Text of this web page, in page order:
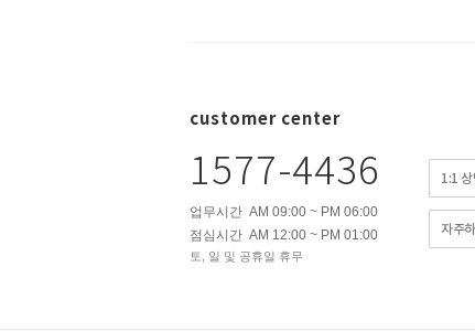
customer center
1577-4436
업무시간 AM 09:00 ~ PM 06:00
점심시간 AM 12:00 ~ PM 01:00
토, 일 및 공휴일 휴무
1:1 상
자주